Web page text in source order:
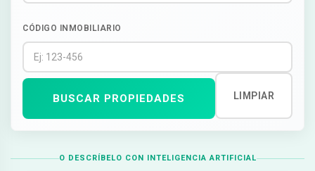
CÓDIGO INMOBILIARIO
BUSCAR PROPIEDADES LIMPIAR
O DESCRÍBELO CON INTELIGENCIA ARTIFICIAL